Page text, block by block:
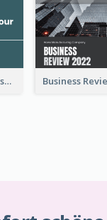
Decorate Your Home Presentation